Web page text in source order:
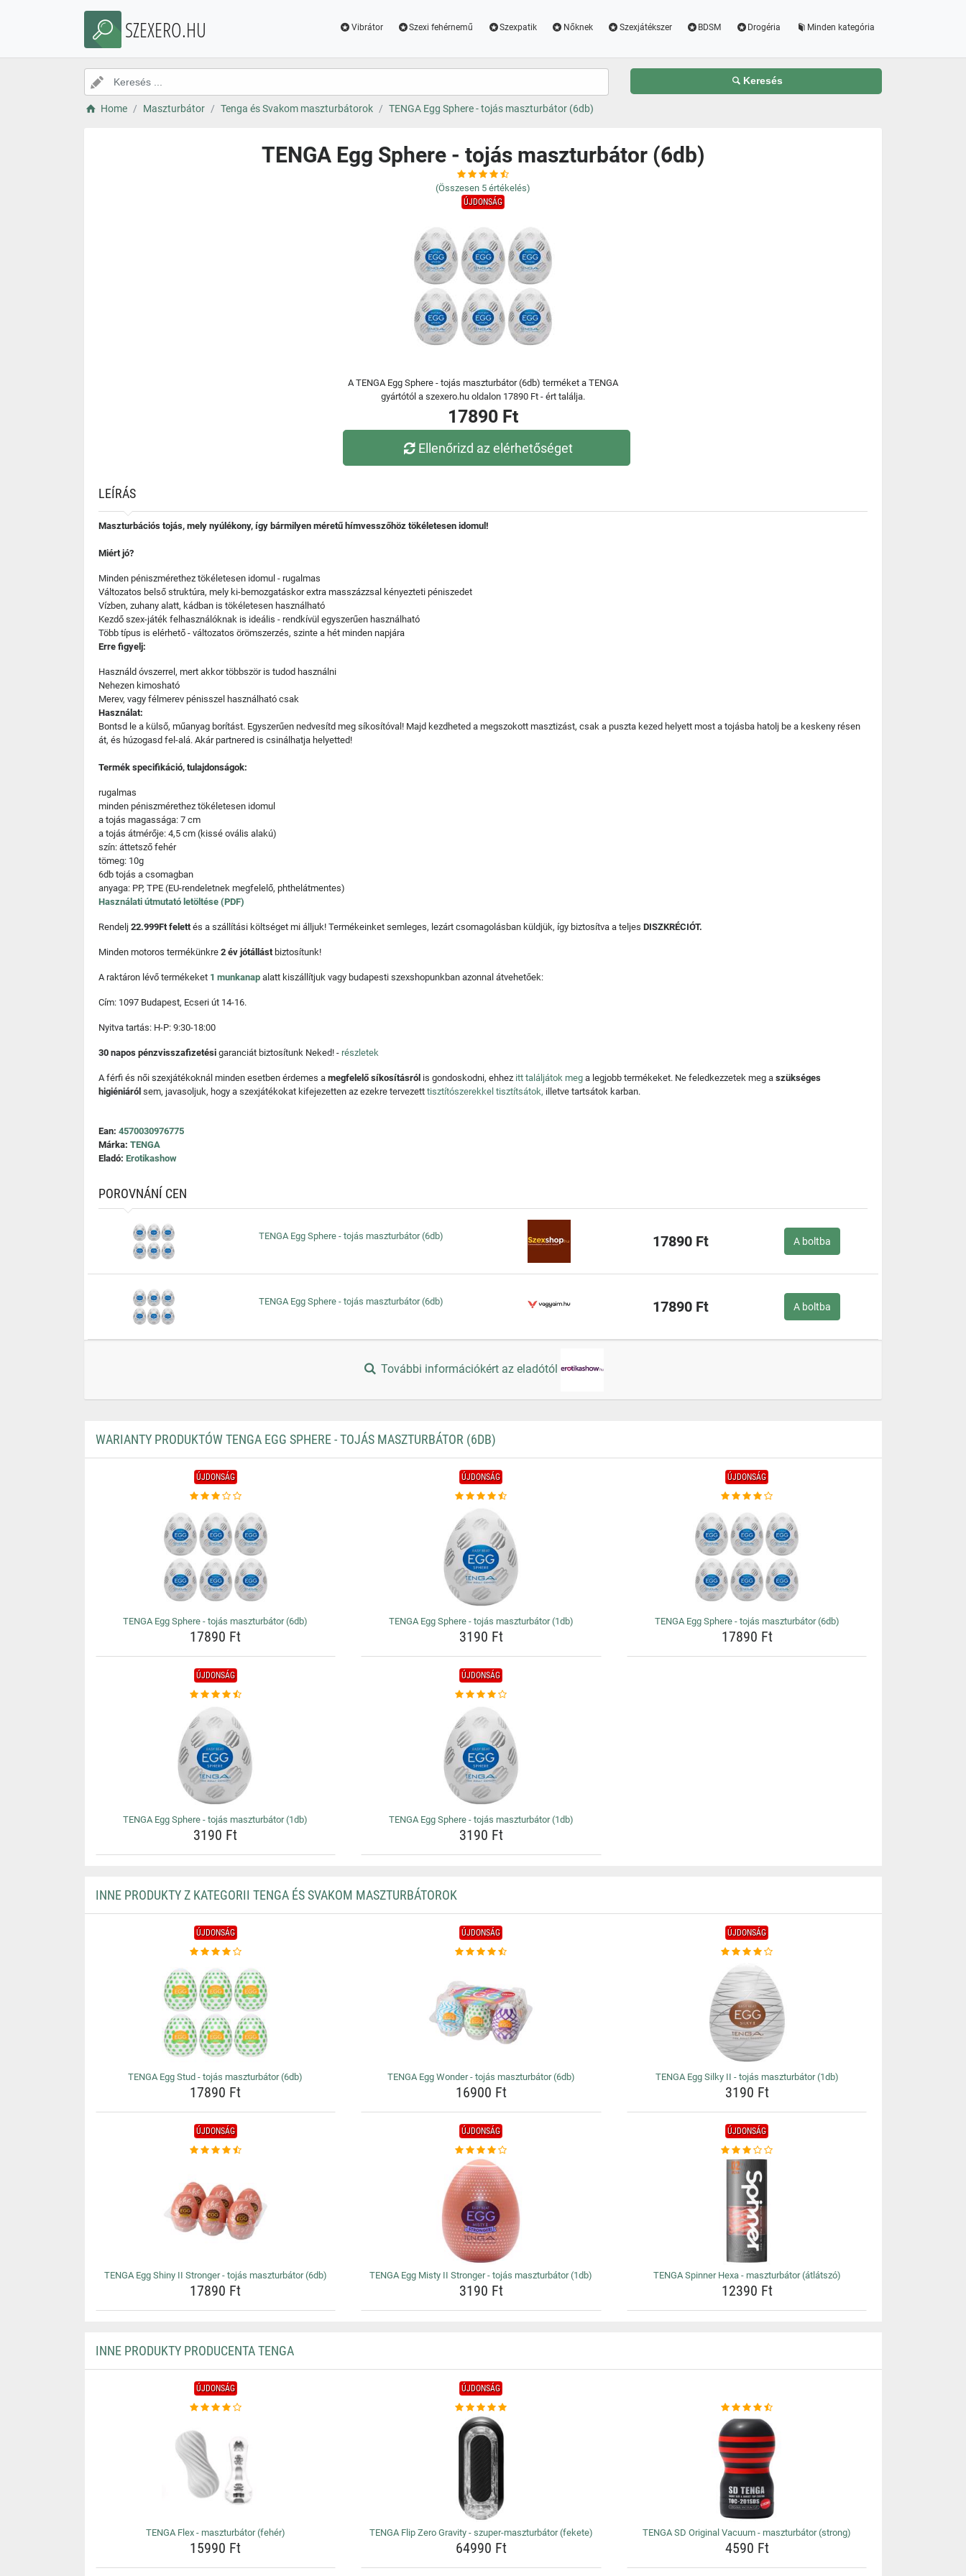
SZEXERO.HU Vibrátor Szexi fehérnemű Szexpatik Nőknek Szexjátékszer BDSM Drogéria Minden kategória
Keresés
Home Maszturbátor Tenga és Svakom maszturbátorok TENGA Egg Sphere - tojás maszturbátor (6db)
TENGA Egg Sphere - tojás maszturbátor (6db)
(Összesen 5 értékelés)
ÚJDONSÁG
A TENGA Egg Sphere - tojás maszturbátor (6db) terméket a TENGA
gyártótól a szexero.hu oldalon 17890 Ft - ért találja.
17890 Ft
Ellenőrizd az elérhetőséget
LEÍRÁS
Maszturbációs tojás, mely nyúlékony, így bármilyen méretű hímvesszőhöz tökéletesen idomul!
Miért jó?
Minden péniszmérethez tökéletesen idomul - rugalmas
Változatos belső struktúra, mely ki-bemozgatáskor extra masszázzsal kényezteti péniszedet
Vízben, zuhany alatt, kádban is tökéletesen használható
Kezdő szex-játék felhasználóknak is ideális - rendkívül egyszerűen használható
Több típus is elérhető - változatos örömszerzés, szinte a hét minden napjára
Erre figyelj:
Használd óvszerrel, mert akkor többször is tudod használni
Nehezen kimosható
Merev, vagy félmerev pénisszel használható csak
Használat:
Bontsd le a külső, műanyag borítást. Egyszerűen nedvesítd meg síkosítóval! Majd kezdheted a megszokott masztizást, csak a puszta kezed helyett most a tojásba hatolj be a keskeny résen
át, és húzogasd fel-alá. Akár partnered is csinálhatja helyetted!
Termék specifikáció, tulajdonságok:
rugalmas
minden péniszmérethez tökéletesen idomul
a tojás magassága: 7 cm
a tojás átmérője: 4,5 cm (kissé ovális alakú)
szín: áttetsző fehér
tömeg: 10g
6db tojás a csomagban
anyaga: PP, TPE (EU-rendeletnek megfelelő, phthelátmentes)
Használati útmutató letöltése (PDF)
Rendelj 22.999Ft felettés a szállítási költséget mi álljuk! Termékeinket semleges, lezárt csomagolásban küldjük, így biztosítva a teljes DISZKRÉCIÓT.
Minden motoros termékünkre 2 év jótállást biztosítunk!
A raktáron lévő termékeket 1 munkanap alatt kiszállítjuk vagy budapesti szexshopunkban azonnal átvehetőek:
Cím: 1097 Budapest, Ecseri út 14-16.
Nyitva tartás: H-P: 9:30-18:00
30 napos pénzvisszafizetési garanciát biztosítunk Neked! - részletek
A férfi és női szexjátékoknál minden esetben érdemes a megfelelő síkosításról is gondoskodni, ehhez itt találjátok meg a legjobb termékeket. Ne feledkezzetek meg a szükséges
higiéniáról sem, javasoljuk, hogy a szexjátékokat kifejezetten az ezekre tervezett tisztítószerekkel tisztítsátok, illetve tartsátok karban.
Ean: 4570030976775
Márka: TENGA
Eladó: Erotikashow
POROVNÁNÍ CEN
TENGA Egg Sphere - tojás maszturbátor (6db) 17890 Ft A boltba
TENGA Egg Sphere - tojás maszturbátor (6db) 17890 Ft A boltba
További információkért az eladótól
WARIANTY PRODUKTÓW TENGA EGG SPHERE - TOJÁS MASZTURBÁTOR (6DB)
ÚJDONSÁG
TENGA Egg Sphere - tojás maszturbátor (6db)
17890 Ft
ÚJDONSÁG
TENGA Egg Sphere - tojás maszturbátor (1db)
3190 Ft
ÚJDONSÁG
TENGA Egg Sphere - tojás maszturbátor (6db)
17890 Ft
ÚJDONSÁG
TENGA Egg Sphere - tojás maszturbátor (1db)
3190 Ft
ÚJDONSÁG
TENGA Egg Sphere - tojás maszturbátor (1db)
3190 Ft
INNE PRODUKTY Z KATEGORII TENGA ÉS SVAKOM MASZTURBÁTOROK
ÚJDONSÁG
TENGA Egg Stud - tojás maszturbátor (6db)
17890 Ft
ÚJDONSÁG
TENGA Egg Wonder - tojás maszturbátor (6db)
16900 Ft
ÚJDONSÁG
TENGA Egg Silky II - tojás maszturbátor (1db)
3190 Ft
ÚJDONSÁG
TENGA Egg Shiny II Stronger - tojás maszturbátor (6db)
17890 Ft
ÚJDONSÁG
TENGA Egg Misty II Stronger - tojás maszturbátor (1db)
3190 Ft
ÚJDONSÁG
TENGA Spinner Hexa - maszturbátor (átlátszó)
12390 Ft
INNE PRODUKTY PRODUCENTA TENGA
ÚJDONSÁG
TENGA Flex - maszturbátor (fehér)
15990 Ft
ÚJDONSÁG
TENGA Flip Zero Gravity - szuper-maszturbátor (fekete)
64990 Ft
TENGA SD Original Vacuum - maszturbátor (strong)
4590 Ft